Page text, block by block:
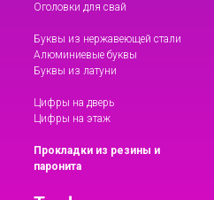
Оголовки для свай
Буквы из нержавеющей стали
Алюминиевые буквы
Буквы из латуни
Цифры на дверь
Цифры на этаж
Прокладки из резины и
паронита